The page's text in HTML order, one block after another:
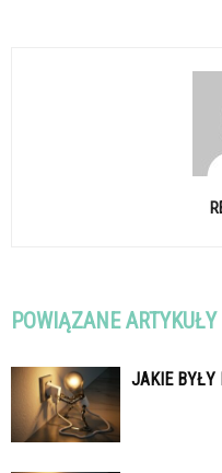
POWIĄZANE ARTYKUŁY
JAKIE BYŁY